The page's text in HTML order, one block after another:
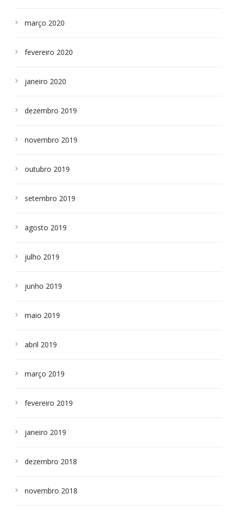
março 2020
fevereiro 2020
janeiro 2020
dezembro 2019
novembro 2019
outubro 2019
setembro 2019
agosto 2019
julho 2019
junho 2019
maio 2019
abril 2019
março 2019
fevereiro 2019
janeiro 2019
dezembro 2018
novembro 2018